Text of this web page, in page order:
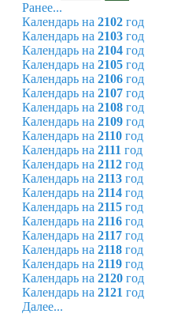
Ранее...
Календарь на 2102 год
Календарь на 2103 год
Календарь на 2104 год
Календарь на 2105 год
Календарь на 2106 год
Календарь на 2107 год
Календарь на 2108 год
Календарь на 2109 год
Календарь на 2110 год
Календарь на 2111 год
Календарь на 2112 год
Календарь на 2113 год
Календарь на 2114 год
Календарь на 2115 год
Календарь на 2116 год
Календарь на 2117 год
Календарь на 2118 год
Календарь на 2119 год
Календарь на 2120 год
Календарь на 2121 год
Далее...